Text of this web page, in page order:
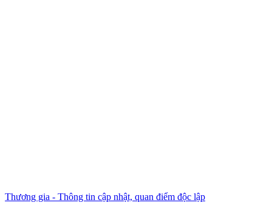
Thương gia - Thông tin cập nhật, quan điểm độc lập